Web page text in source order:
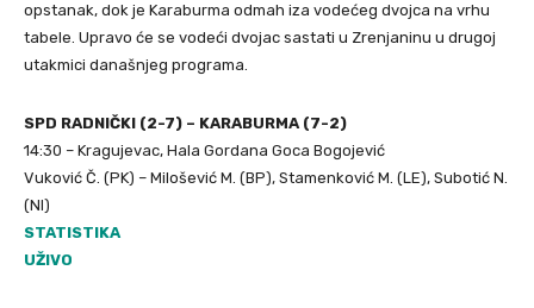
opstanak, dok je Karaburma odmah iza vodećeg dvojca na vrhu
tabele. Upravo će se vodeći dvojac sastati u Zrenjaninu u drugoj
utakmici današnjeg programa.
SPD RADNIČKI (2-7) – KARABURMA (7-2)
14:30 – Kragujevac, Hala Gordana Goca Bogojević
Vuković Č. (PK) – Milošević M. (BP), Stamenković M. (LE), Subotić N.
(NI)
STATISTIKA
UŽIVO